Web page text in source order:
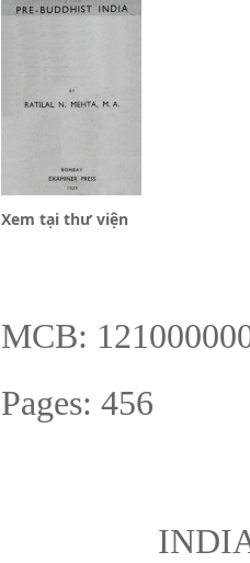
Xem tại thư viện
MCB:
Pages: 456
INDIAN